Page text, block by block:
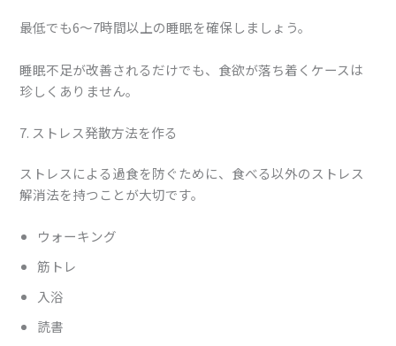
最低でも6〜7時間以上の睡眠を確保しましょう。
睡眠不足が改善されるだけでも、食欲が落ち着くケースは
珍しくありません。
7. ストレス発散方法を作る
ストレスによる過食を防ぐために、食べる以外のストレス
解消法を持つことが大切です。
ウォーキング
筋トレ
入浴
読書